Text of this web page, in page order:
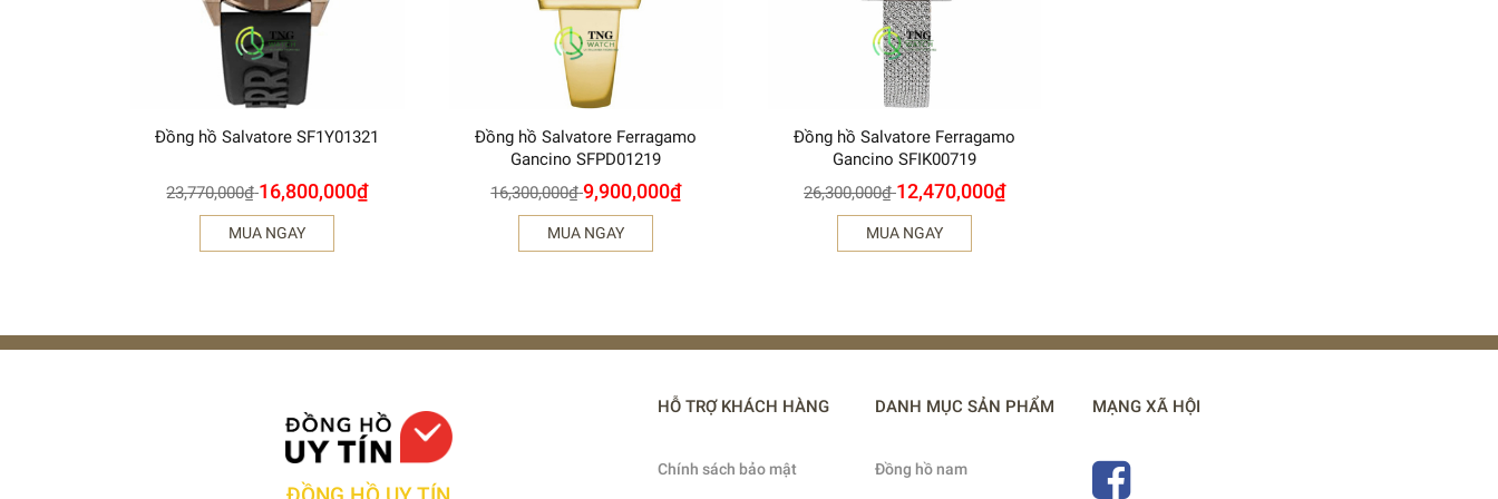
Đồng hồ Salvatore SF1Y01321
23,770,000₫ 16,800,000₫
MUA NGAY
Đồng hồ Salvatore Ferragamo
Gancino SFPD01219
16,300,000₫ 9,900,000₫
MUA NGAY
Đồng hồ Salvatore Ferragamo
Gancino SFIK00719
26,300,000₫ 12,470,000₫
MUA NGAY
HỖ TRỢ KHÁCH HÀNG
Chính sách bảo mật
DANH MỤC SẢN PHẨM
Đồng hồ nam
MẠNG XÃ HỘI